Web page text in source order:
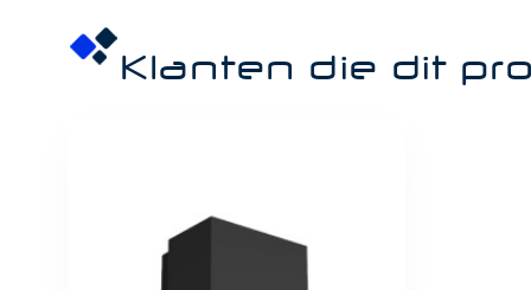
Klanten die dit